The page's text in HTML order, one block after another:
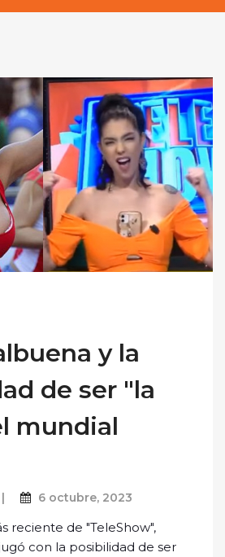
y la
de ser "la
mundial
6 octubre, 2023
reciente de "TeleShow",
con la posibilidad de ser